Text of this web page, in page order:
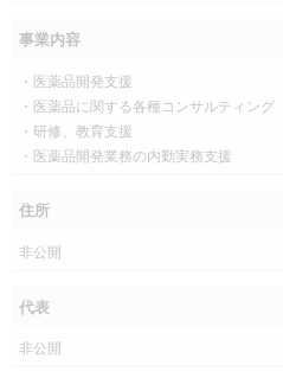
事業内容
・医薬品開発支援
・医薬品に関する各種コンサルティング
・研修、教育支援
・医薬品開発業務の内勤実務支援
住所
非公開
代表
非公開